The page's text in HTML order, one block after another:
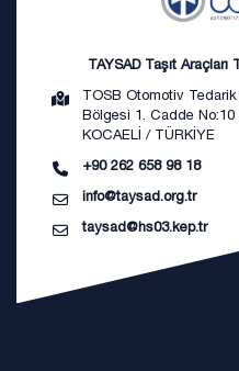
TAYSAD Taşıt
TOSB Otomotiv
Bölgesi 1. Cadde No:10
KOCAELİ / TÜRKİYE
+90 262 658 98 18
info@taysad.org.tr
taysad@hs03.kep.tr